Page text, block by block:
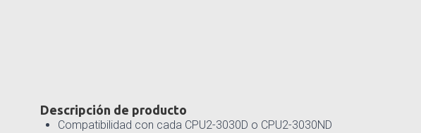
Descripción de producto
Compatibilidad con cada CPU2-3030D o CPU2-3030ND